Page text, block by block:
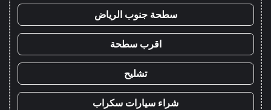
سطحة جنوب الرياض
اقرب سطحة
تشليح
شراء سيارات سكراب